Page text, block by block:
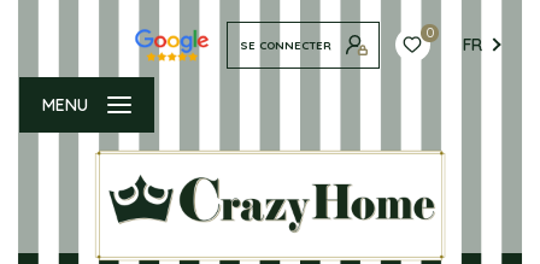
SE CONNECTER
0
FR
MENU